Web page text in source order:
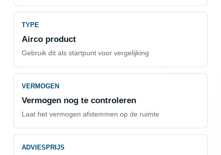
TYPE
Airco product
Gebruik dit als startpunt voor vergelijking
VERMOGEN
Vermogen nog te controleren
Laat het vermogen afstemmen op de ruimte
ADVIESPRIJS